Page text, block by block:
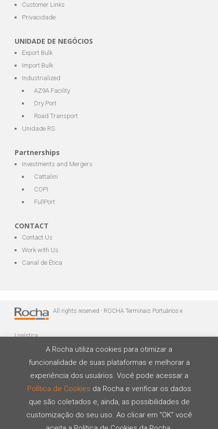
Customer Links
Privacidade
UNIDADE DE NEGÓCIOS
Export Bulk
Import Bulk
Industrialized
AZ9A Facility
Dry Port
Road Transport
Unidade RS
Partnerships
Investments and Mergers
Cattalini
COPI
FullPort
CONTACT
Contact Us
Work with Us
Canal de Ética
All rights reserved - ROCHA Terminais Portuários e
Logística
Developed by
A Rocha utiliza cookies para otimizar a
funcionalidade de suas plataformas e melhorar a
experiência dos usuários. Você pode acessar a
Política de Cookies da Rocha e verificar os dados
que são coletados e, ainda, as possibilidades de
customização do seu uso. Ao clicar em “OK” você